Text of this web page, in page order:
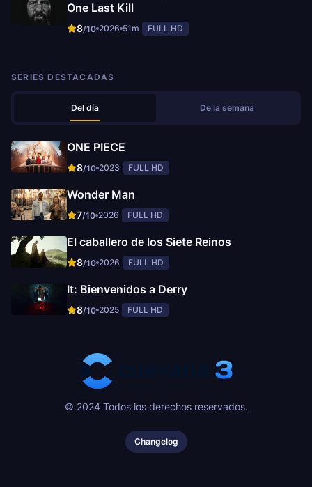
One Last Kill
8/10 2026 51m FULL HD
SERIES DESTACADAS
Del día De la semana
ONE PIECE
8/10 2023 FULL HD
Wonder Man
7/10 2026 FULL HD
El caballero de los Siete Reinos
8/10 2026 FULL HD
It: Bienvenidos a Derry
8/10 2025 FULL HD
© 2024 Todos los derechos reservados.
Changelog